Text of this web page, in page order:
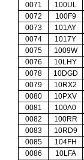
0071
100UL
0072
100F9
0073
101AY
0074
1017Y
0075
1009W
0076
10LHY
0078
10DGD
0079
10RX2
0080
10PXV
0081
100A0
0082
100RR
0083
10RD9
0085
104FH
0086
10LFA